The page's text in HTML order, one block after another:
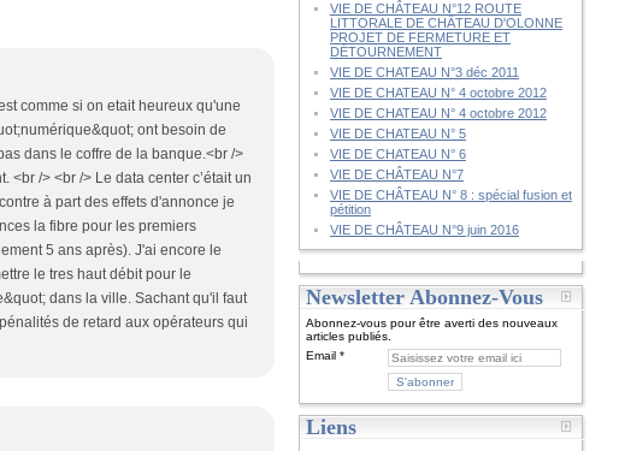
comme si on etait heureux qu'une
ont besoin de
dans le coffre de la banque.<br />
/> <br /> Le data center c’était un
à part des effets d'annonce je
la fibre pour les premiers
5 ans après). J'ai encore le
le tres haut débit pour le
dans la ville. Sachant qu'il faut
de retard aux opérateurs qui
VIE DE CHÂTEAU N°12 ROUTE
LITTORALE DE CHÂTEAU D'OLONNE
PROJET DE FERMETURE ET
DÉTOURNEMENT
VIE DE CHATEAU N°3 déc 2011
VIE DE CHATEAU N° 4 octobre 2012
VIE DE CHATEAU N° 4 octobre 2012
VIE DE CHATEAU N° 5
VIE DE CHATEAU N° 6
VIE DE CHÂTEAU N°7
VIE DE CHÂTEAU N° 8 : spécial fusion et
pétition
VIE DE CHÂTEAU N°9 juin 2016
Newsletter Abonnez-Vous
Abonnez-vous pour être averti des nouveaux
articles publiés.
Email
Liens